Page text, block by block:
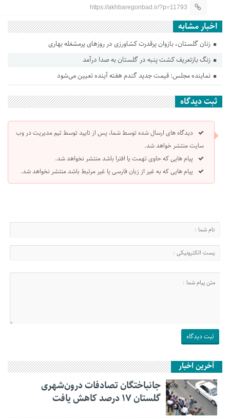
https://akhbaregonbad.ir/?p=11793
اخبار مشابه
زنان گلستان، بازوان پرقدرت کشاورزی در روزهای پرمشغله بهاری
زنگ بازتعریف کشت پنبه در گلستان به صدا درآمد
نماینده مجلس: قیمت جدید گندم هفته آینده تعیین می‌شود
ثبت دیدگاه
دیدگاه های ارسال شده توسط شما، پس از تایید توسط تیم مدیریت در وب
سایت منتشر خواهد شد.
پیام هایی که حاوی تهمت یا افترا باشد منتشر نخواهد شد.
پیام هایی که به غیر از زبان فارسی یا غیر مرتبط باشد منتشر نخواهد شد.
آخرین اخبار
جانباختگان تصادفات درون‌شهری
گلستان ۱۷ درصد کاهش یافت